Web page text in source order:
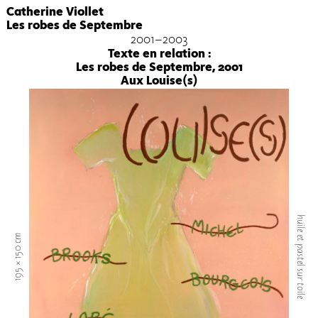
Catherine Viollet
Les robes de Septembre
2001-2003
Texte en relation :
Les robes de Septembre, 2001
Aux Louise(s)
huile et pastel sur toile
195 × 150 cm